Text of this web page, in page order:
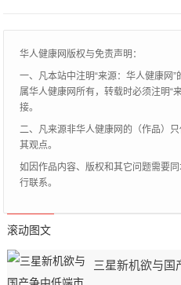
华人健康网版权与免责声明：
一、凡本站中注明“来源：华人健康网
属华人健康网所有，转载时必须注明“
接。
二、凡来源非华人健康网的（作品）
其观点。
如因作品内容、版权和其它问题需要
行联系。
滚动图文
三星新机欲与国